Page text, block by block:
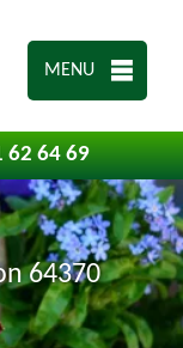
MENU
62 64 69
64370